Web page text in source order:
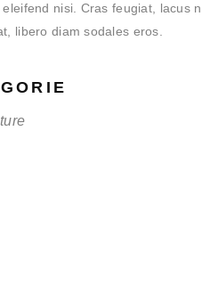
eleifend nisi. Cras feugiat, lacus
libero diam sodales eros.